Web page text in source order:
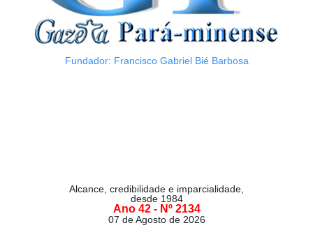
Fundador: Francisco Gabriel Bié Barbosa
Alcance, credibilidade e imparcialidade,
desde 1984
Ano 42 - Nº 2134
07 de Agosto de 2026